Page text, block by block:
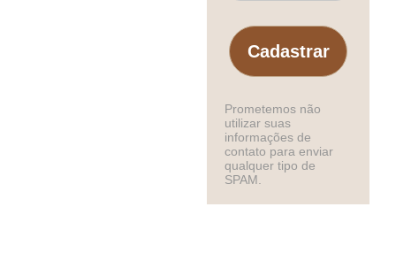
Cadastrar
Prometemos não
utilizar suas
informações de
contato para enviar
qualquer tipo de
SPAM.